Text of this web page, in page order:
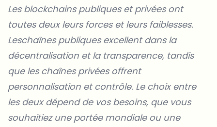
Les blockchains publiques et privées ont
toutes deux leurs forces et leurs faiblesses.
Leschaînes publiques excellent dans la
décentralisation et la transparence, tandis
que les chaînes privées offrent
personnalisation et contrôle. Le choix entre
les deux dépend de vos besoins, que vous
souhaitiez une portée mondiale ou une